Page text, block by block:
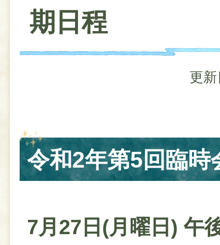
期日程
更
令和2年第5回臨時
7月27日(月曜日) 午